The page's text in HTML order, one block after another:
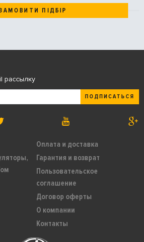
ПІДБІР
Оплата и доставка
Гарантия и возврат
Пользовательское
соглашение
Договор оферты
О компании
Контакты
рассылку
ПОДПИСАТЬСЯ